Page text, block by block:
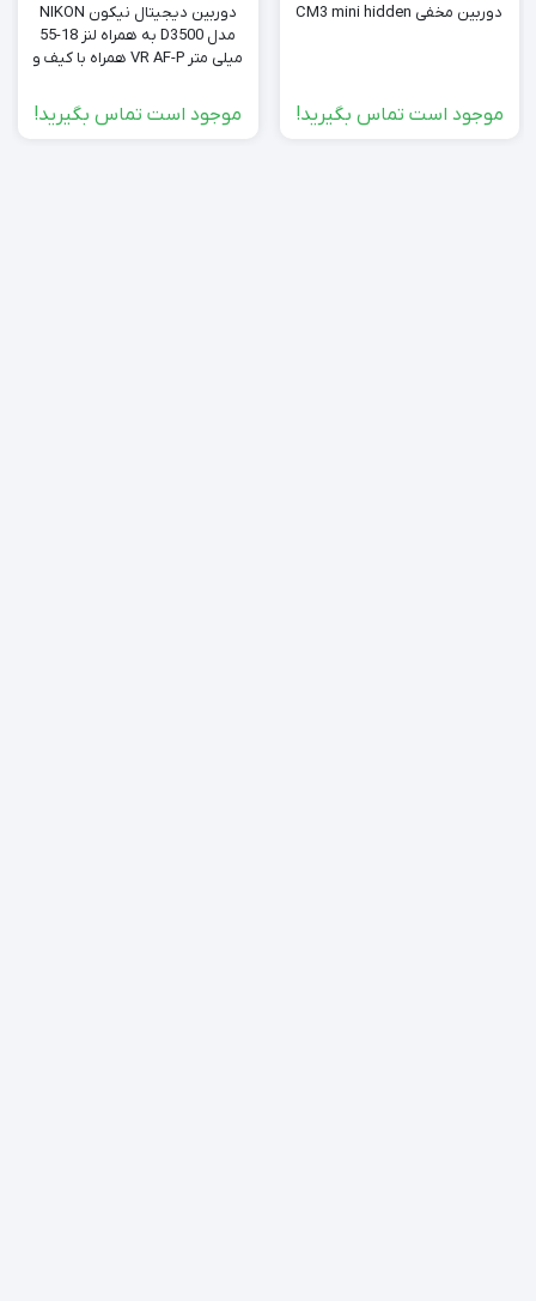
دوربین مخفی CM3 mini hidden
موجود است تماس بگیرید!
دوربین دیجیتال نیکون NIKON
مدل D3500 به همراه لنز 18-55
میلی متر VR AF-P همراه با کیف و
موجود است تماس بگیرید!